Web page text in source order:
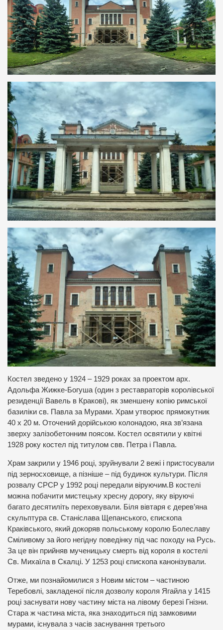
Костел зведено у 1924 – 1929 роках за проектом арх.
Адольфа Жижке-Богуша (один з реставраторів королівської
резиденції Вавель в Кракові), як зменшену копію римської
базиліки св. Павла за Мурами. Храм утворює прямокутник
40 х 20 м. Оточений дорійською колонадою, яка зв’язана
зверху залізобетонним поясом. Костел освятили у квітні
1928 року костел під титулом свв. Петра і Павла.
Храм закрили у 1946 році, зруйнували 2 вежі і пристосували
під зерносховище, а пізніше – під будинок культури. Після
розвалу СРСР у 1992 році передали віруючим.В костелі
можна побачити мистецьку хресну дорогу, яку віруючі
багато десятиліть переховували. Біля вівтаря є дерев’яна
скульптура св. Станіслава Щепанського, єпископа
Краківського, який докоряв польському королю Болеславу
Сміливому за його негідну поведінку під час походу на Русь.
За це він прийняв мученицьку смерть від короля в костелі
Св. Михаїла в Скалці. У 1253 році єпископа канонізували.
Отже, ми познайомилися з Новим містом – частиною
Теребовлі, закладеної після дозволу короля Ягайла у 1415
році заснувати нову частину міста на лівому березі Гнізни.
Стара ж частина міста, яка знаходиться під замковими
мурами, існувала з часів заснування третього